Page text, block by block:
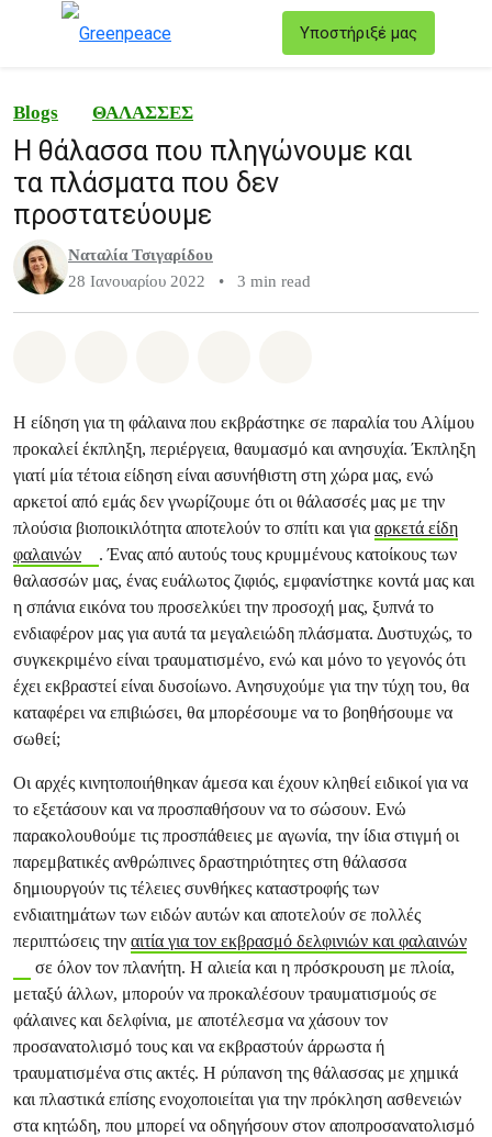
Υποστήριξέ μας
Blogs ΘΑΛΑΣΣΕΣ
Η θάλασσα που πληγώνουμε και
τα πλάσματα που δεν
προστατεύουμε
Ναταλία Τσιγαρίδου
28 Ιανουαρίου 2022
• 3 min read
Η είδηση για τη φάλαινα που εκβράστηκε σε παραλία του Αλίμου
προκαλεί έκπληξη, περιέργεια, θαυμασμό και ανησυχία. Έκπληξη
γιατί μία τέτοια είδηση είναι ασυνήθιστη στη χώρα μας, ενώ
αρκετοί από εμάς δεν γνωρίζουμε ότι οι θάλασσές μας με την
πλούσια βιοποικιλότητα αποτελούν το σπίτι και για αρκετά είδη
φαλαινών
. Ένας από αυτούς τους κρυμμένους κατοίκους των
θαλασσών μας, ένας ευάλωτος ζιφιός, εμφανίστηκε κοντά μας και
η σπάνια εικόνα του προσελκύει την προσοχή μας, ξυπνά το
ενδιαφέρον μας για αυτά τα μεγαλειώδη πλάσματα. Δυστυχώς, το
συγκεκριμένο είναι τραυματισμένο, ενώ και μόνο το γεγονός ότι
έχει εκβραστεί είναι δυσοίωνο. Ανησυχούμε για την τύχη του, θα
καταφέρει να επιβιώσει, θα μπορέσουμε να το βοηθήσουμε να
σωθεί;
Οι αρχές κινητοποιήθηκαν άμεσα και έχουν κληθεί ειδικοί για να
το εξετάσουν και να προσπαθήσουν να το σώσουν. Ενώ
παρακολουθούμε τις προσπάθειες με αγωνία, την ίδια στιγμή οι
παρεμβατικές ανθρώπινες δραστηριότητες στη θάλασσα
δημιουργούν τις τέλειες συνθήκες καταστροφής των
ενδιαιτημάτων των ειδών αυτών και αποτελούν σε πολλές
περιπτώσεις την αιτία για τον εκβρασμό δελφινιών και φαλαινών
σε όλον τον πλανήτη. Η αλιεία και η πρόσκρουση με πλοία,
μεταξύ άλλων, μπορούν να προκαλέσουν τραυματισμούς σε
φάλαινες και δελφίνια, με αποτέλεσμα να χάσουν τον
προσανατολισμό τους και να εκβραστούν άρρωστα ή
τραυματισμένα στις ακτές. Η ρύπανση της θάλασσας με χημικά
και πλαστικά επίσης ενοχοποιείται για την πρόκληση ασθενειών
στα κητώδη, που μπορεί να οδηγήσουν στον αποπροσανατολισμό